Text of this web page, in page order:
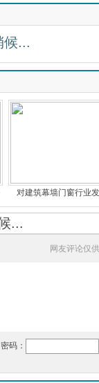
对建筑幕墙门窗行业
网友评论仅
密码：